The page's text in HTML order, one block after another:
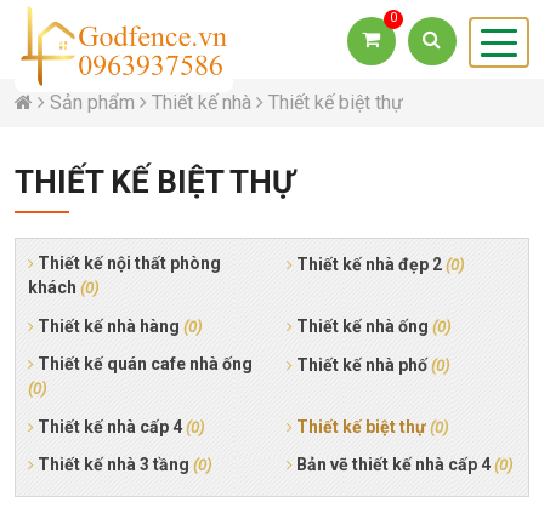
0
Sản phẩm Thiết kế nhà Thiết kế biệt thự
THIẾT KẾ BIỆT THỰ
Thiết kế nội thất phòng
khách (0)
Thiết kế nhà đẹp 2 (0)
Thiết kế nhà hàng (0) Thiết kế nhà ống (0)
Thiết kế quán cafe nhà ống
(0)
Thiết kế nhà phố(0)
Thiết kế nhà cấp 4(0) Thiết kế biệt thự (0)
Thiết kế nhà 3 tầng (0) Bản vẽ thiết kế nhà cấp 4 (0)